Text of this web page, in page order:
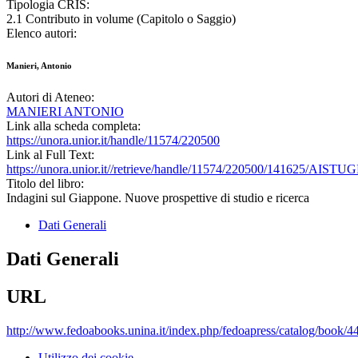
Tipologia CRIS:
2.1 Contributo in volume (Capitolo o Saggio)
Elenco autori:
Manieri, Antonio
Autori di Ateneo:
MANIERI ANTONIO
Link alla scheda completa:
https://unora.unior.it/handle/11574/220500
Link al Full Text:
https://unora.unior.it//retrieve/handle/11574/220500/141625/
Titolo del libro:
Indagini sul Giappone. Nuove prospettive di studio e ricerca
Dati Generali
Dati Generali
URL
http://www.fedoabooks.unina.it/index.php/fedoapress/catalog/book/